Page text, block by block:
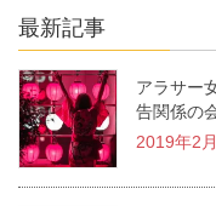
最新記事
アラサー
告関係の
2019年2